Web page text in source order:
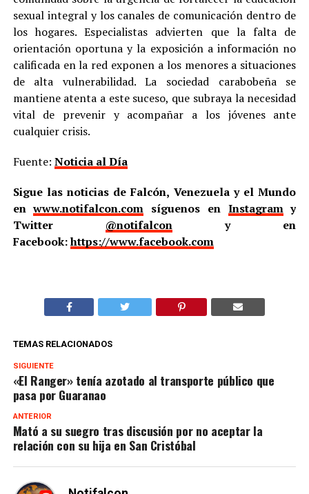
sexual integral y los canales de comunicación dentro de
los hogares. Especialistas advierten que la falta de
orientación oportuna y la exposición a información no
calificada en la red exponen a los menores a situaciones
de alta vulnerabilidad. La sociedad carabobeña se
mantiene atenta a este suceso, que subraya la necesidad
vital de prevenir y acompañar a los jóvenes ante
cualquier crisis.
Fuente: Noticia al Día
Sigue las noticias de Falcón, Venezuela y el Mundo
enwww.notifalcon.com síguenos en Instagramy
Twitter @notifalcony en
Facebook:https://www.facebook.com
TEMAS RELACIONADOS
SIGUIENTE
«El Ranger» tenía azotado al transporte público que
pasa por Guaranao
ANTERIOR
Mató a su suegro tras discusión por no aceptar la
relación con su hija en San Cristóbal